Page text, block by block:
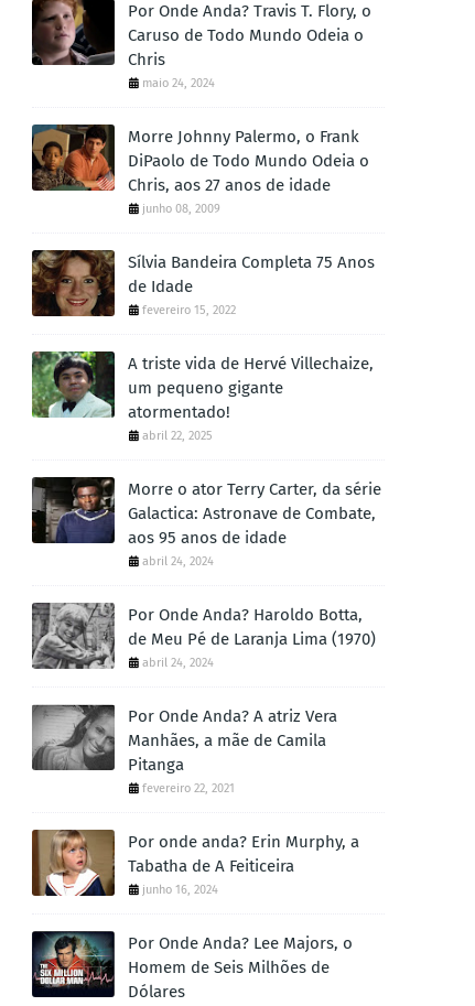
Por Onde Anda? Travis T. Flory, o
Caruso de Todo Mundo Odeia o
Chris
maio 24, 2024
Morre Johnny Palermo, o Frank
DiPaolo de Todo Mundo Odeia o
Chris, aos 27 anos de idade
junho 08, 2009
Sílvia Bandeira Completa 75 Anos
de Idade
fevereiro 15, 2022
A triste vida de Hervé Villechaize,
um pequeno gigante
atormentado!
abril 22, 2025
Morre o ator Terry Carter, da série
Galactica: Astronave de Combate,
aos 95 anos de idade
abril 24, 2024
Por Onde Anda? Haroldo Botta,
de Meu Pé de Laranja Lima (1970)
abril 24, 2024
Por Onde Anda? A atriz Vera
Manhães, a mãe de Camila
Pitanga
fevereiro 22, 2021
Por onde anda? Erin Murphy, a
Tabatha de A Feiticeira
junho 16, 2024
Por Onde Anda? Lee Majors, o
Homem de Seis Milhões de
Dólares